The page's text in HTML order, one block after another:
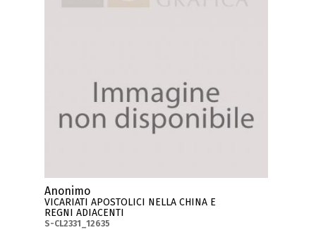
Anonimo
VICARIATI APOSTOLICI NELLA CHINA E
REGNI ADIACENTI
S-CL2331_12635